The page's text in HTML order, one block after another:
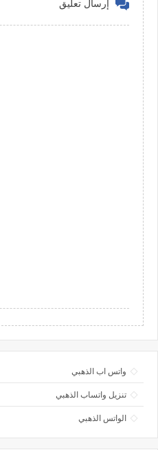
إرسال تعليق
واتس اب الذهبي
تنزيل واتساب الذهبي
الواتس الذهبي